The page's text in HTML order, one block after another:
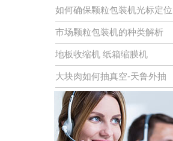
如何确保颗粒包装机光标定位
市场颗粒包装机的种类解析
地板收缩机 纸箱缩膜机
大块肉如何抽真空-天鲁外抽